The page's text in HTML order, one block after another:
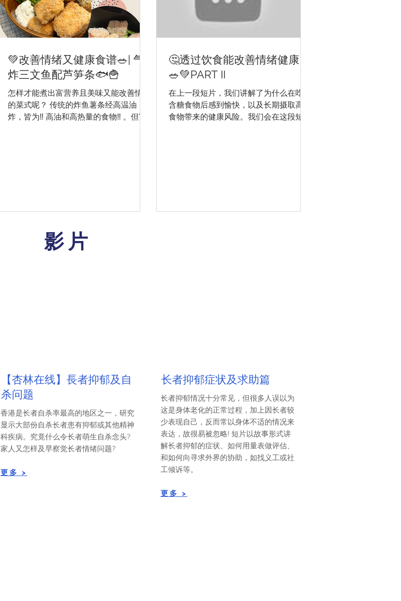
💚改善情绪又健康食谱🥗| 气
炸三文鱼配芦笋条🐟🍟
怎样才能煮出富营养且美味又能改善情绪
的菜式呢？ 传统的炸鱼薯条经高温油
炸，皆为‼ ️高油和高热量的食物‼ ️。但富
🤔透过饮食能改善情绪健康？
🥗💚PART II
在上一段短片，我们讲解了为什么在吃完
含糖食物后感到愉快，以及长期摄取高糖
食物带来的健康风险。我们会在这段短片
影片
【杏林在线】長者抑郁及自
杀问题
香港是长者自杀率最高的地区之一，研究
显示大部份自杀长者患有抑郁或其他精神
科疾病。究竟什么令长者萌生自杀念头?
家人又怎样及早察觉长者情绪问题?
​更多 >
长者抑郁症状及求助篇
长者抑郁情况十分常见，但很多人误以为
这是身体老化的正常过程，加上因长者较
少表现自己，反而常以身体不适的情况来
表达，故很易被忽略! 短片以故事形式讲
解长者抑郁的症状、如何用量表做评估、
和如何向寻求外界的协助，如找义工或社
工倾诉等。
​更多 >